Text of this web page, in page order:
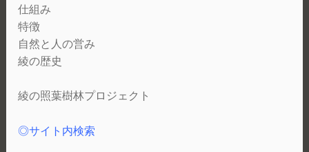
仕組み
特徴
自然と人の営み
綾の歴史
綾の照葉樹林プロジェクト
◎サイト内検索